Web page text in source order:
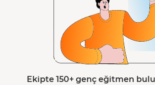
Ekipte 150+ genç eğitmen